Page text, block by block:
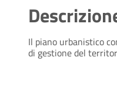
Il piano urbanistico
di gestione del